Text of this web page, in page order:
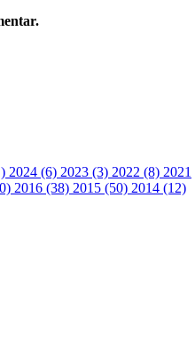
2024 (6) 2023 (3) 2022 (8) 2021
2016 (38) 2015 (50) 2014 (12)